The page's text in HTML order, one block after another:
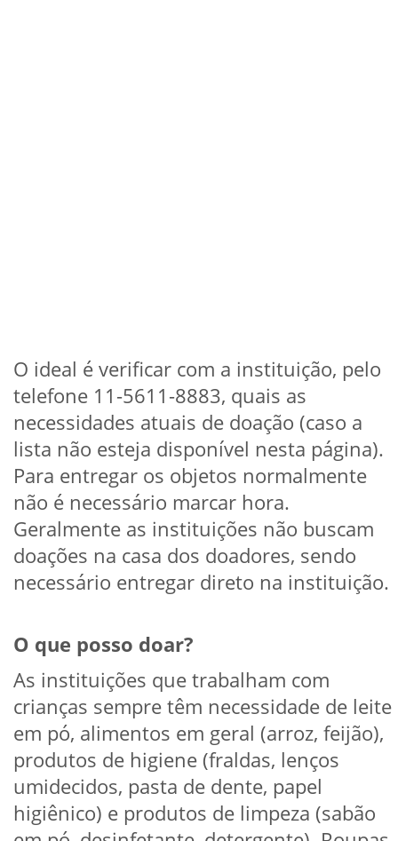
O ideal é verificar com a instituição, pelo
telefone 11-5611-8883, quais as
necessidades atuais de doação (caso a
lista não esteja disponível nesta página).
Para entregar os objetos normalmente
não é necessário marcar hora.
Geralmente as instituições não buscam
doações na casa dos doadores, sendo
necessário entregar direto na instituição.
O que posso doar?
As instituições que trabalham com
crianças sempre têm necessidade de leite
em pó, alimentos em geral (arroz, feijão),
produtos de higiene (fraldas, lenços
umidecidos, pasta de dente, papel
higiênico) e produtos de limpeza (sabão